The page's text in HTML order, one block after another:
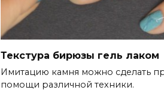
Текстура бирюзы гель лаком
Имитацию камня можно сделать
помощи различной техники.